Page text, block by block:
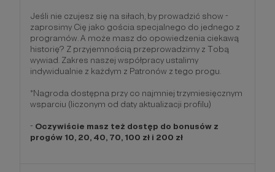
Jeśli nie czujesz się na siłach, by prowadzić show -
zaprosimy Cię jako gościa specjalnego do jednego z
programów. A może masz do opowiedzenia ciekawą
historię? Z przyjemnością przeprowadzimy z Tobą
wywiad. Zakres naszej współpracy ustalimy
indywidualnie z każdym z Patronów z tego progu.
*Nagroda dostępna przy co najmniej trzymiesięcznym
wsparciu (liczonym od daty aktualizacji profilu)
- Oczywiście masz też dostęp do bonusów z
progów 10, 20, 40, 70, 100 zł i 200 zł